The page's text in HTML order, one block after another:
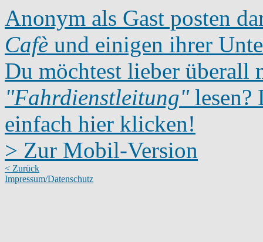
Anonym als Gast posten
Cafè und einigen ihrer
Du möchtest lieber überall
"Fahrdienstleitung"lesen?
einfach hier klicken!
> Zur Mobil-Version
< Zurück
Impressum/Datenschutz